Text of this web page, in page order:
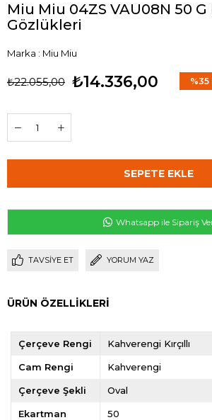
Miu Miu 04ZS VAU08N 50 G
Gözlükleri
Marka : Miu Miu
₺22.055,00 ₺14.336,00 %35
Whatsapp ile Sipariş
TAVSIYE ET YORUM YAZ
ÜRÜN ÖZELLIKLERI
Çerçeve Rengi Kahverengi Kırçıllı
Cam Rengi Kahverengi
Çerçeve Şekli Oval
Ekartman 50